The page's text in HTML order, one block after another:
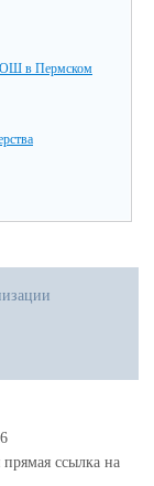
в Пермском
ссылка на